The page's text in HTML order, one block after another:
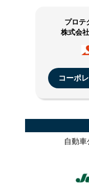
プロテ
株式会
コーポ
自動